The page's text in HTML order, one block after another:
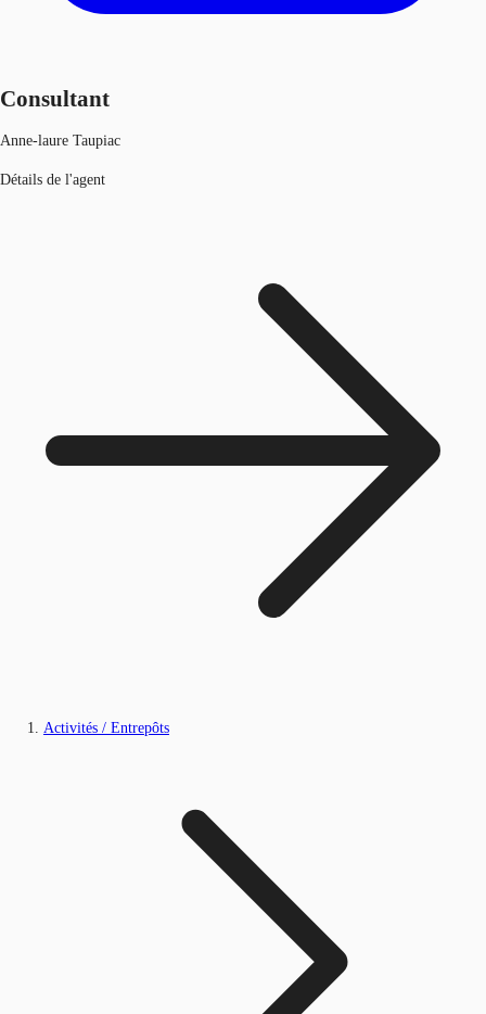
Consultant
Anne-laure Taupiac
Détails de l'agent
Activités / Entrepôts